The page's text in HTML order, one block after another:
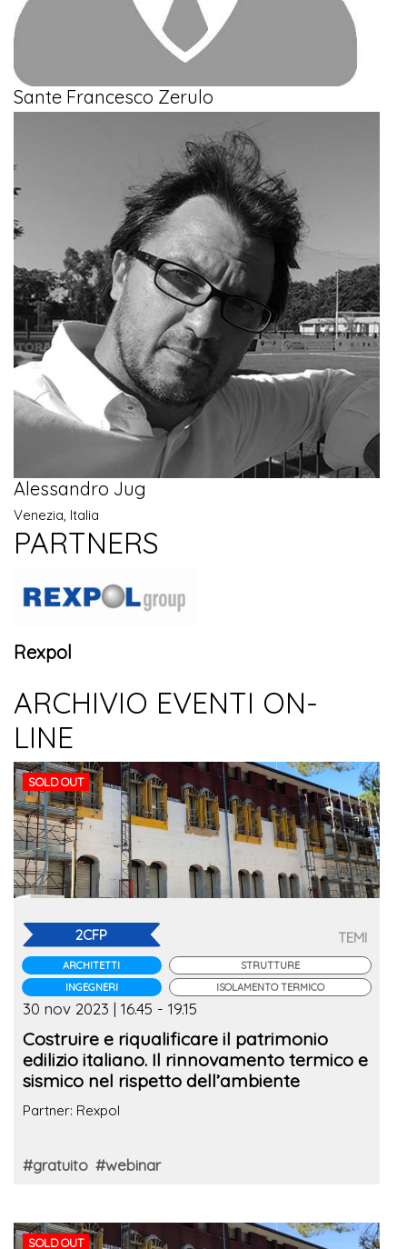
Sante Francesco Zerulo
Alessandro Jug
Venezia, Italia
PARTNERS
Rexpol
ARCHIVIO EVENTI ON-
LINE
SOLD OUT
2CFP
ARCHITETTI
INGEGNERI
TEMI
STRUTTURE
ISOLAMENTO TERMICO
30 nov 2023 | 16.45 - 19.15
Costruire e riqualificare il patrimonio
edilizio italiano. Il rinnovamento termico e
sismico nel rispetto dell’ambiente
Partner: Rexpol
#gratuito #webinar
SOLD OUT